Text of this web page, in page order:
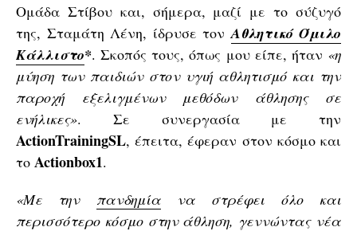
Ομάδα Στίβου και, σήμερα, μαζί με το σύζυγό
της, Σταμάτη Λένη, ίδρυσε τονΑθλητικό Όμιλο
Κάλλιστο*. Σκοπός τους, όπως μου είπε, ήταν «η
μύηση των παιδιών στον υγιή αθλητισμό και την
παροχή εξελιγμένων μεθόδων άθλησης σε
ενήλικες». Σε συνεργασία με την
ActionTrainingSL, έπειτα, έφεραν στον κόσμο και
το Actionbox1.
«Με την πανδημίανα στρέφει όλο και
περισσότερο κόσμο στην άθληση, γεννώντας νέα